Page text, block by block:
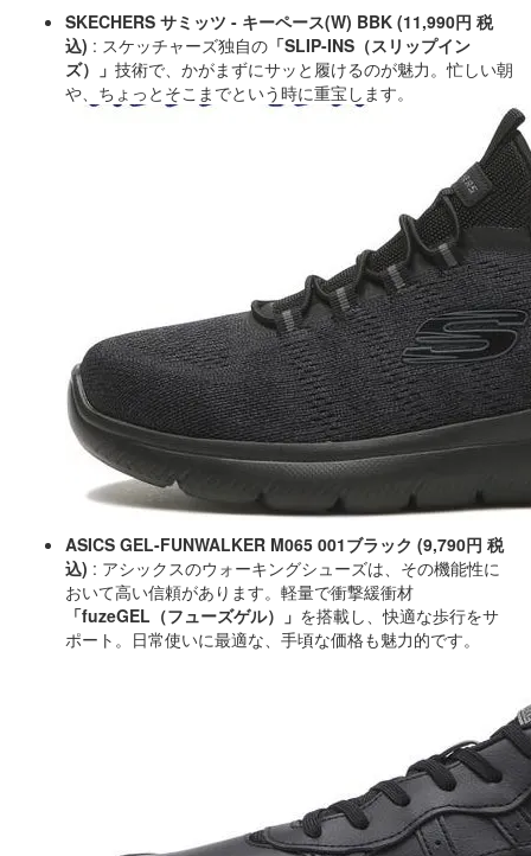
SKECHERS サミッツ - キーペース(W) BBK (11,990円 税
込) : スケッチャーズ独自の 「SLIP-INS（スリップイン
ズ）」 技術で、かがまずにサッと履けるのが魅力。忙しい朝
や、ちょっとそこまでという時に重宝します。
ASICS GEL-FUNWALKER M065 001ブラック (9,790円 税
込) : アシックスのウォーキングシューズは、その機能性に
おいて高い信頼があります。軽量で衝撃緩衝材
「fuzeGEL（フューズゲル）」 を搭載し、快適な歩行をサ
ポート。日常使いに最適な、手頃な価格も魅力的です。